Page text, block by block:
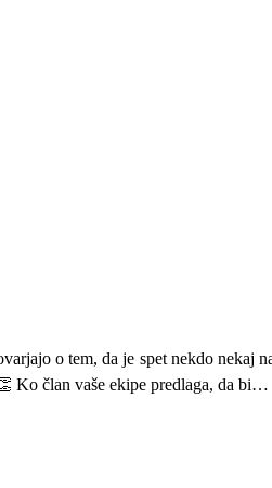
o tem, da je spet nekdo nekaj
Ko član vaše ekipe predlaga, da bi…